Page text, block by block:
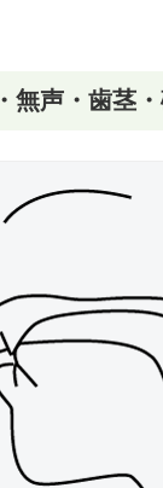
無声・歯茎・